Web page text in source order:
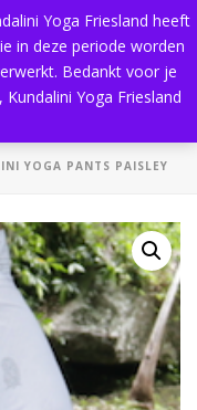
YOGA PANTS PAISLEY
Yoga Friesland heeft
in deze periode worden
Bedankt voor je
Yoga Friesland